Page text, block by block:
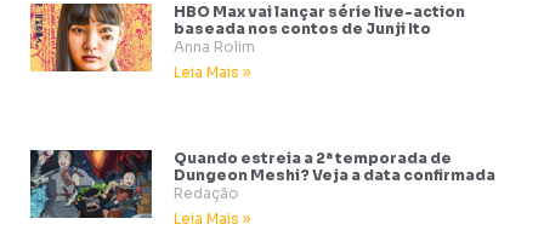
HBO Max vai lançar série live-action
baseada nos contos de Junji Ito
Anna Rolim
Leia Mais »
Quando estreia a 2ª temporada de
Dungeon Meshi? Veja a data confirmada
Redação
Leia Mais »